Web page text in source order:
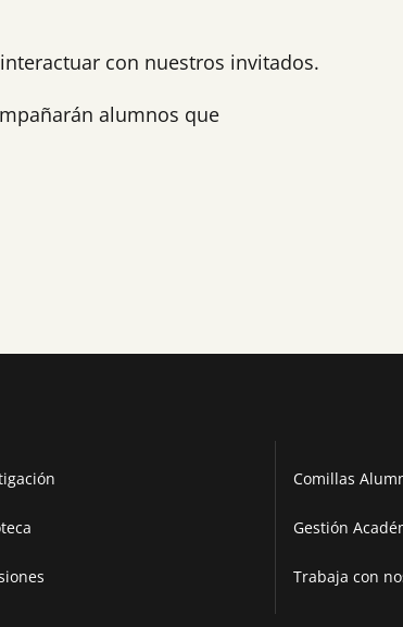
con nuestros invitados.
alumnos que
Comillas
Gestión
Trabaja con